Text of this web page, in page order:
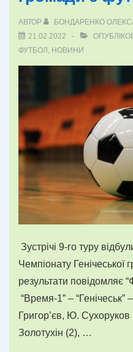
АВТОР БОНДАРЕНКО
21.02.2022
ФУТБОЛ , НОВИНИ
Зустрічі 9-го туру
Чемпіонату
результати повідомляє
“Время-1” –
Григор’єв, Ю.
Золотухін (2), …